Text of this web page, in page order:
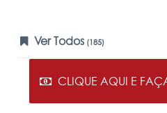
Ver Todos (185)
CLIQUE AQUI E